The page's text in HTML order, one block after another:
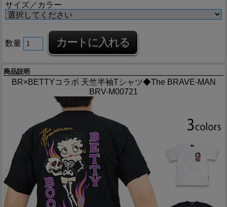
サイズ／カラー
数量
商品説明
BR×BETTYコラボ 天竺半袖Tシャツ◆The BRAVE-MAN
BRV-M00721